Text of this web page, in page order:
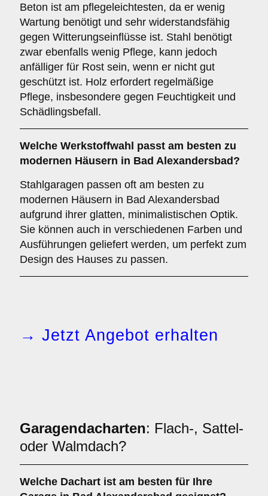
Beton ist am pflegeleichtesten, da er wenig
Wartung benötigt und sehr widerstandsfähig
gegen Witterungseinflüsse ist. Stahl benötigt
zwar ebenfalls wenig Pflege, kann jedoch
anfälliger für Rost sein, wenn er nicht gut
geschützt ist. Holz erfordert regelmäßige
Pflege, insbesondere gegen Feuchtigkeit und
Schädlingsbefall.
Welche Werkstoffwahl passt am besten zu
modernen Häusern in Bad Alexandersbad?
Stahlgaragen passen oft am besten zu
modernen Häusern in Bad Alexandersbad
aufgrund ihrer glatten, minimalistischen Optik.
Sie können auch in verschiedenen Farben und
Ausführungen geliefert werden, um perfekt zum
Design des Hauses zu passen.
→ Jetzt Angebot erhalten
Garagendacharten: Flach-, Sattel-
oder Walmdach?
Welche Dachart ist am besten für Ihre